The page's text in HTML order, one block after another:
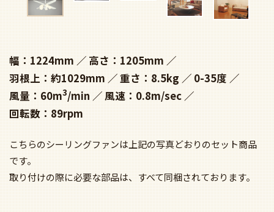
幅：1224mm
高さ：1205mm
羽根上：約1029mm
重さ：8.5kg
0-35度
風量：60m3/min
風速：0.8m/sec
回転数：89rpm
こちらのシーリングファンは上記の写真どおりのセット商品
です。
取り付けの際に必要な部品は、すべて同梱されております。